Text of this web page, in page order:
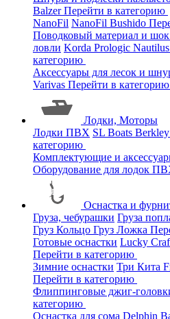
BalzerПерейти в категорию
NanoFil NanoFil Bushido
Поводковый материал и
ловли Korda Prologic Nautilus
категорию
Аксессуары для лесок и
Varivas Перейти в категорию
Лодки, Моторы
Лодки ПВХ SL Boats Berkley
категорию
Комплектующие и
Оборудование для лодок
Оснастка и
Груза, чебурашки Груза
Груз Кольцо Груз Ложка
Готовые оснастки Lucky
Перейти в категорию
Зимние оснастки Три Кита
Перейти в категорию
Флиппинговые джиг-
категорию
Оснастка для сома Delphin